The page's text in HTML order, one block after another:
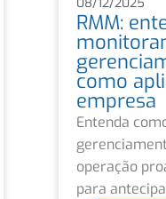
RMM:
como
empresa
Entenda
operação
para